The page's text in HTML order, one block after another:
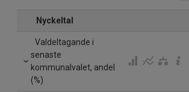
Nyckeltal
Valdeltagande i
senaste
kommunalvalet, andel
(%)